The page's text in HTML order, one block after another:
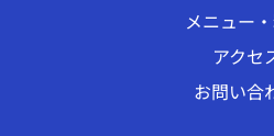
メニュー
アクセ
お問い合